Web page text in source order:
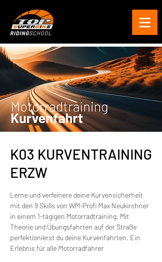
K03 KURVENTRAINING
ERZW
Lerne und verfeinere deine Kurvensicherheit
mit den 9 Skills von WM-Profi Max Neukirchner
in einem 1-tägigen Motorradtraining. Mit
Theorie und Übungsfahrten auf der Straße
perfektionierst du deine Kurvenfahrten. Ein
Erlebnis für alle Motorradfahrer